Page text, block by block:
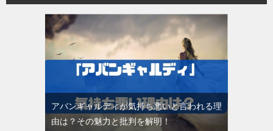
アバンギャルディが気持ち悪いと言われる理
由は？その魅力と批判を解明！